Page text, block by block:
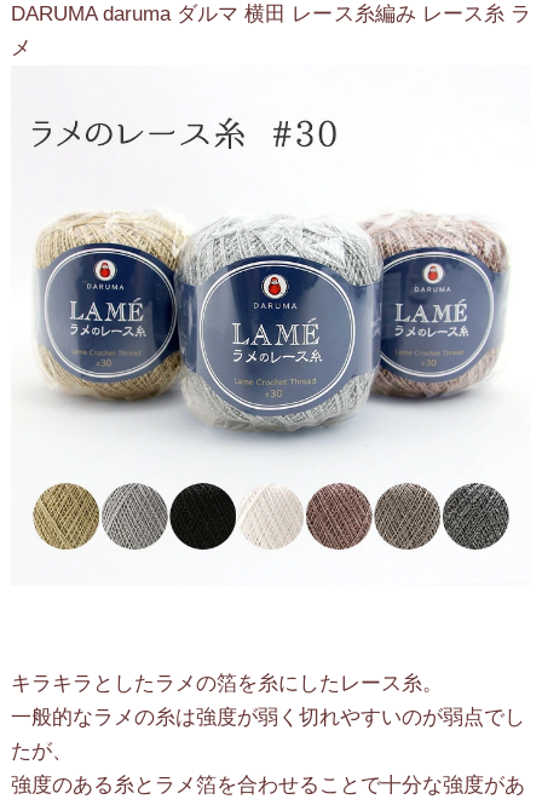
DARUMA daruma ダルマ 横田 レース糸編み レース糸 ラ
メ
キラキラとしたラメの箔を糸にしたレース糸。
一般的なラメの糸は強度が弱く切れやすいのが弱点でし
たが、
強度のある糸とラメ箔を合わせることで十分な強度があ